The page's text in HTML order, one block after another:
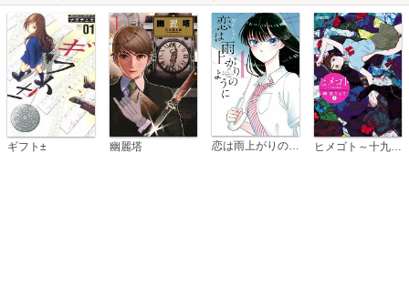
ギフト± 幽麗塔 恋は雨上がりのように